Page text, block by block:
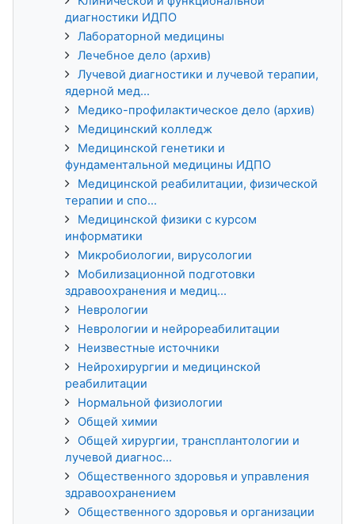
диагностики ИДПО
Лабораторной медицины
Лечебное дело (архив)
Лучевой диагностики и лучевой терапии,
ядерной мед...
Медико-профилактическое дело (архив)
Медицинский колледж
Медицинской генетики и
фундаментальной медицины ИДПО
Медицинской реабилитации, физической
терапии и спо...
Медицинской физики с курсом
информатики
Микробиологии, вирусологии
Мобилизационной подготовки
здравоохранения и медиц...
Неврологии
Неврологии и нейрореабилитации
Неизвестные источники
Нейрохирургии и медицинской
реабилитации
Нормальной физиологии
Общей химии
Общей хирургии, трансплантологии и
лучевой диагнос...
Общественного здоровья и управления
здравоохранением
Общественного здоровья и организации